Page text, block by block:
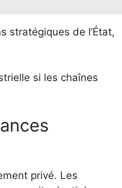
stratégiques de l’État,
si les chaînes
privé. Les